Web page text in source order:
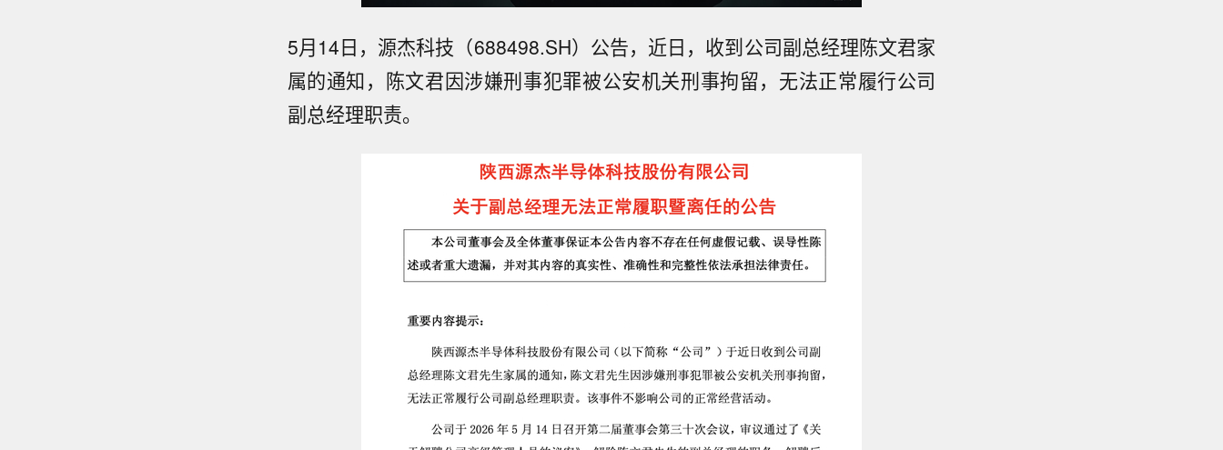
5月14日，源杰科技（688498.SH）公告，近日，收到公司副总经理陈文君家
属的通知，陈文君因涉嫌刑事犯罪被公安机关刑事拘留，无法正常履行公司
副总经理职责。